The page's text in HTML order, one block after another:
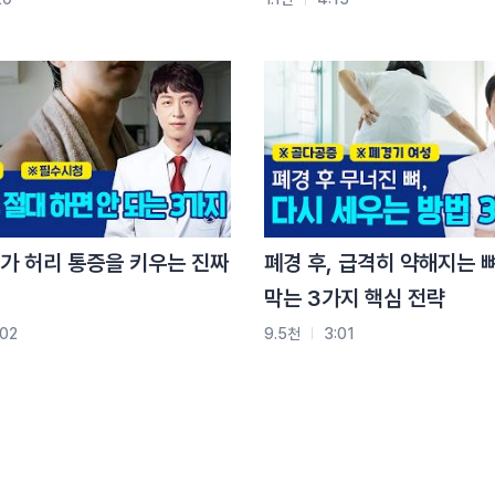
허리 통증을 키우는 진짜
폐경 후, 급격히 약해지는
막는 3가지 핵심 전략
9.5천 3:01